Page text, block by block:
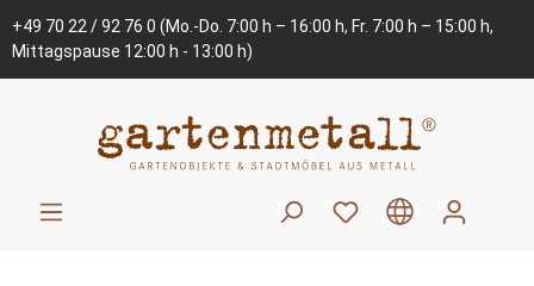
+49 70 22 / 92 76 0 (Mo.-Do. 7:00 h – 16:00 h, Fr. 7:00 h – 15:00 h,
Mittagspause 12:00 h - 13:00 h)